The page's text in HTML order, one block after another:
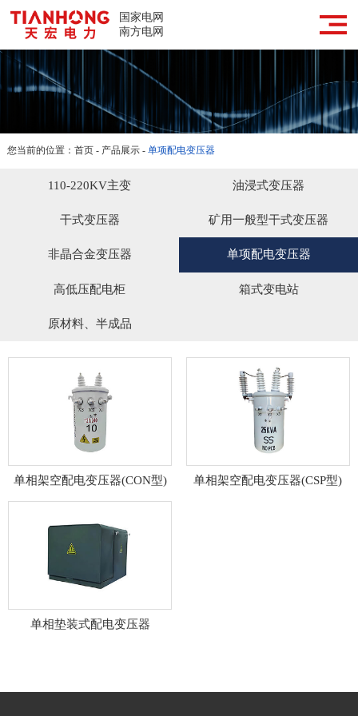
国家电网
南方电网
网站首页
走进天宏
天宏产品
成功案例
新闻媒体
合作服务
您当前的位置： 首页 - 产品展示- 单项配电变压器
110-220KV主变 油浸式变压器
干式变压器 矿用一般型干式变压器
非晶合金变压器 单项配电变压器
高低压配电柜 箱式变电站
原材料、半成品
单相架空配电变压器(CON型) 单相架空配电变压器(CSP型)
单相垫装式配电变压器